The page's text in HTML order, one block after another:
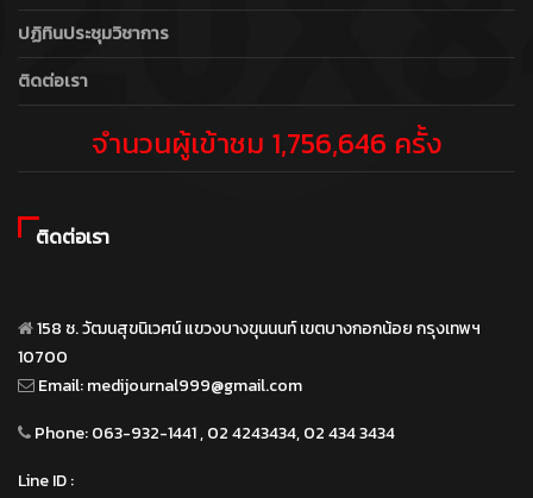
ปฏิทินประชุมวิชาการ
ติดต่อเรา
จำนวนผู้เข้าชม 1,756,646 ครั้ง
ติดต่อเรา
158 ซ. วัฒนสุขนิเวศน์ แขวงบางขุนนนท์ เขตบางกอกน้อย กรุงเทพฯ
10700
Email:medijournal999@gmail.com
Phone:063-932-1441 , 02 4243434, 02 434 3434
Line ID :